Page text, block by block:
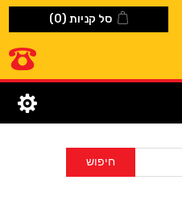
סל קניות (0)